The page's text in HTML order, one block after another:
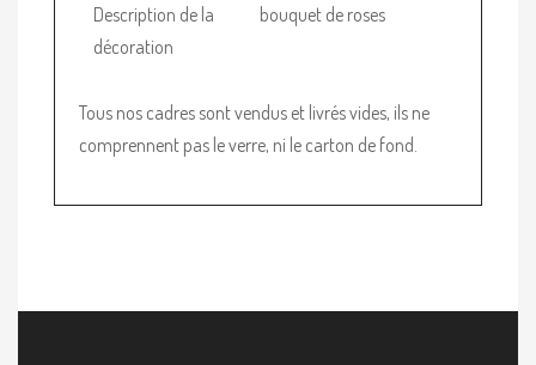
Description de la
décoration
bouquet de roses
Tous nos cadres sont vendus et livrés vides, ils ne
comprennent pas le verre, ni le carton de fond.